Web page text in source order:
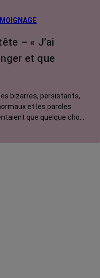
– « J’ai
et que
bizarres, persistants,
et les paroles
que quelque chose